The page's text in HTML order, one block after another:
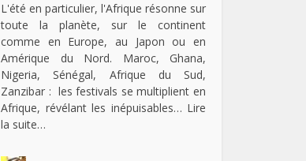
L'été en particulier, l'Afrique résonne sur
toute la planète, sur le continent
comme en Europe, au Japon ou en
Amérique du Nord. Maroc, Ghana,
Nigeria, Sénégal, Afrique du Sud,
Zanzibar : les festivals se multiplient en
Afrique, révélant les inépuisables… Lire
la suite…